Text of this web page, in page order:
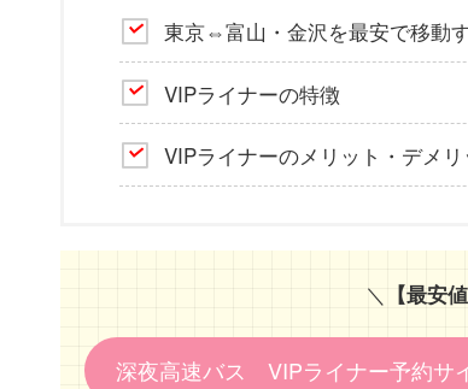
東京⇔富山・金沢を最安で移動
VIPライナーの特徴
VIPライナーのメリット・デメリ
＼ 【最安
深夜高速バス VIPライナー予約サ